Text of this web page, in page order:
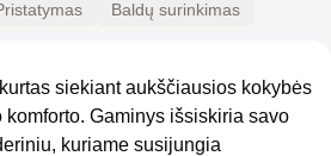
Baldų surinkimas
siekiant aukščiausios kokybės
Gaminys išsiskiria savo
kuriame susijungia